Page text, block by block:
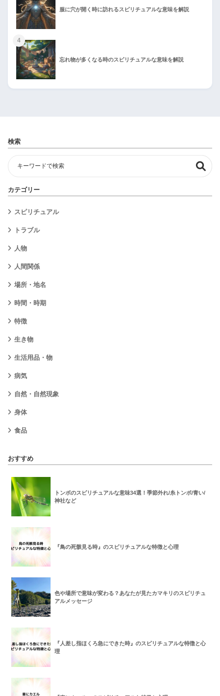
服に穴が開く時に訪れるスピリチュアルな意味を解説
4
忘れ物が多くなる時のスピリチュアルな意味を解説
検索
カテゴリー
スピリチュアル
トラブル
人物
人間関係
場所・地名
時間・時期
特徴
生き物
生活用品・物
病気
自然・自然現象
身体
食品
おすすめ
トンボのスピリチュアルな意味34選！季節外れ/糸トンボ/青い/
神社など
『鳥の死骸見る時』のスピリチュアルな特徴と心理
色や場所で意味が変わる？あなたが見たカマキリのスピリチュ
アルメッセージ
『人差し指ほくろ急にできた時』のスピリチュアルな特徴と心
理